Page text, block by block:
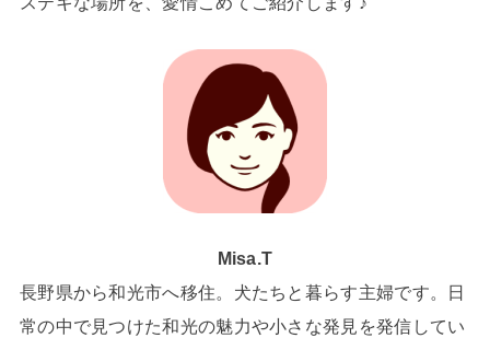
Misa.T
長野県から和光市へ移住。犬たちと暮らす主婦です。日
常の中で見つけた和光の魅力や小さな発見を発信してい